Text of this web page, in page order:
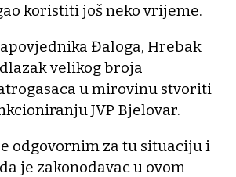
koristiti još neko vrijeme.
Đaloga, Hrebak
velikog broja
u mirovinu stvoriti
JVP Bjelovar.
odgovornim za tu situaciju i
je zakonodavac u ovom